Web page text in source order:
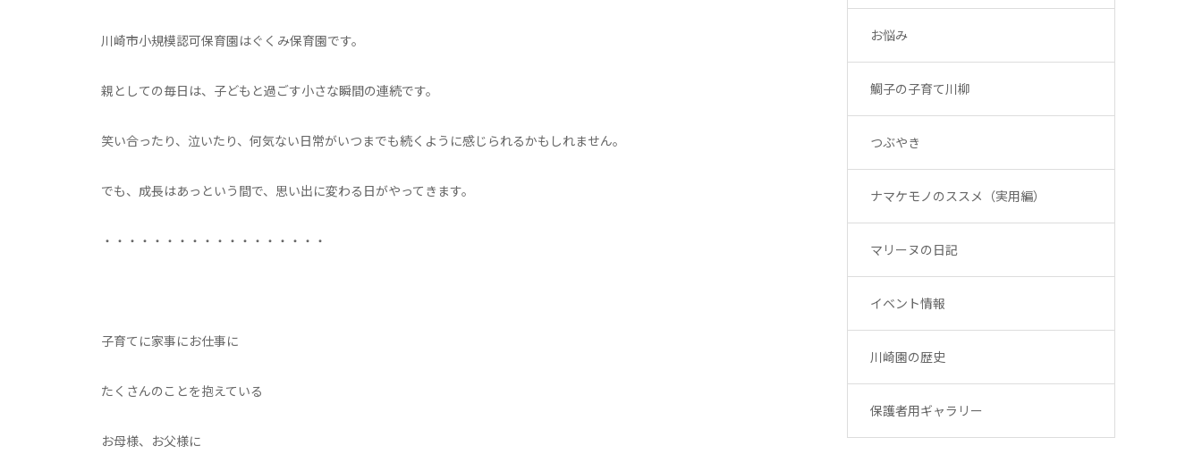
川崎市小規模認可保育園はぐくみ保育園です。
親としての毎日は、子どもと過ごす小さな瞬間の連続です。
笑い合ったり、泣いたり、何気ない日常がいつまでも続くように感じられるかもしれません。
でも、成長はあっという間で、思い出に変わる日がやってきます。
・・・・・・・・・・・・・・・・・・
子育てに家事にお仕事に
たくさんのことを抱えている
お母様、お父様に
お悩み
鯛子の子育て川柳
つぶやき
ナマケモノのススメ（実用編）
マリーヌの日記
イベント情報
川崎園の歴史
保護者用ギャラリー